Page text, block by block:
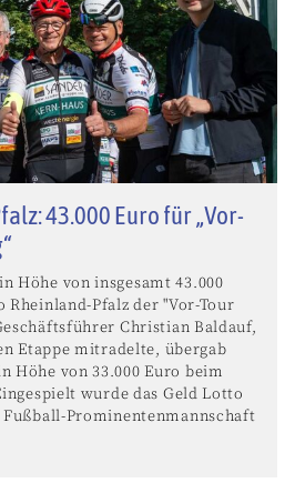
43.000 Euro für „Vor-
Höhe von insgesamt 43.000
Pfalz der "Vor-Tour
Christian Baldauf,
Etappe mitradelte, übergab
Höhe von 33.000 Euro beim
wurde das Geld Lotto
Prominentenmannschaft